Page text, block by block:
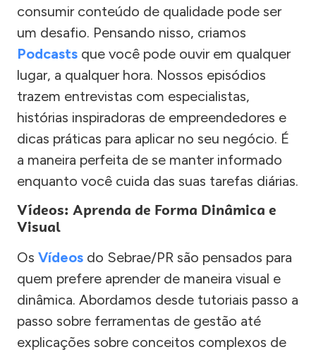
consumir conteúdo de qualidade pode ser
um desafio. Pensando nisso, criamos
Podcasts que você pode ouvir em qualquer
lugar, a qualquer hora. Nossos episódios
trazem entrevistas com especialistas,
histórias inspiradoras de empreendedores e
dicas práticas para aplicar no seu negócio. É
a maneira perfeita de se manter informado
enquanto você cuida das suas tarefas diárias.
Vídeos: Aprenda de Forma Dinâmica e
Visual
Os Vídeos do Sebrae/PR são pensados para
quem prefere aprender de maneira visual e
dinâmica. Abordamos desde tutoriais passo a
passo sobre ferramentas de gestão até
explicações sobre conceitos complexos de